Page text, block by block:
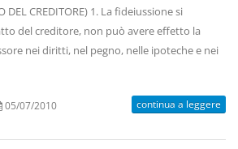
DEL CREDITORE) 1. La fideiussione si
del creditore, non può avere effetto la
nei diritti, nel pegno, nelle ipoteche e nei
05/07/2010 continua a leggere